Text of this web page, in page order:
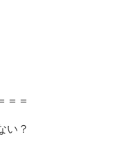
＝＝
い？